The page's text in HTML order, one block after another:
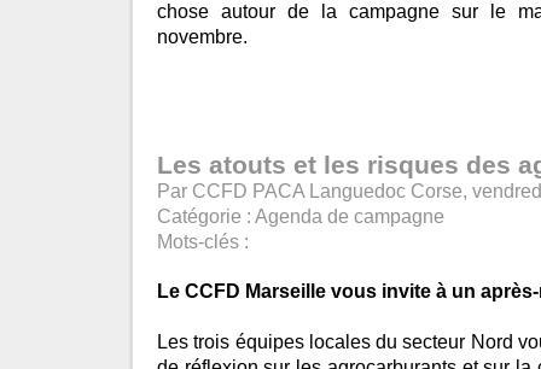
chose autour de la campagne sur le
novembre.
Les atouts et les risques des
Par CCFD PACA Languedoc Corse,
Catégorie : Agenda de campagne
Mots-clés :
Le CCFD Marseille vous invite à un
Les trois équipes locales du secteur Nord